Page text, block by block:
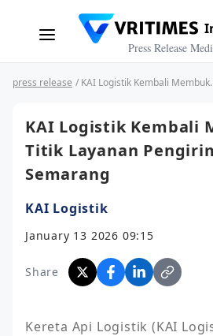
Press Release
press release / KAI Logistik
KAI Logistik Kembali
Titik Layanan
Semarang
KAI Logistik
January 13 2026 09:15
Share
Kereta Api Logistik (KAI